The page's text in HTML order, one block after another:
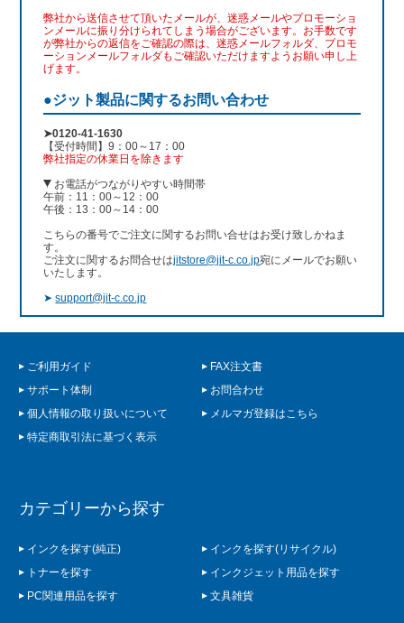
弊社から送信させて頂いたメールが、迷惑メールやプロモーショ
ンメールに振り分けられてしまう場合がございます。お手数です
が弊社からの返信をご確認の際は、迷惑メールフォルダ、プロモ
ーションメールフォルダもご確認いただけますようお願い申し上
げます。
●ジット製品に関するお問い合わせ
➤0120-41-1630
【受付時間】9：00～17：00
弊社指定の休業日を除きます
お電話がつながりやすい時間帯
午前：11：00～12：00
午後：13：00～14：00
こちらの番号でご注文に関するお問い合せはお受け致しかねま
す。
ご注文に関するお問合せはjitstore@jit-c.co.jp宛にメールでお願い
いたします。
➤support@jit-c.co.jp
ご利用ガイド
FAX注文書
サポート体制
お問合わせ
個人情報の取り扱いについて
メルマガ登録はこちら
特定商取引法に基づく表示
カテゴリーから探す
インクを探す(純正)
インクを探す(リサイクル)
トナーを探す
インクジェット用品を探す
PC関連用品を探す
文具雑貨